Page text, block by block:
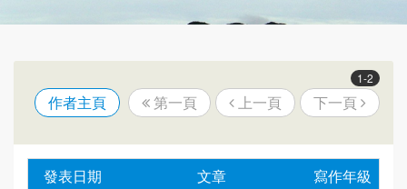
1-2
作者主頁 第一頁 上一頁 下一頁
發表日期 文章
寫作年級